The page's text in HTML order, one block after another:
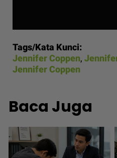
Tags/Kata Kunci:
Jennifer Coppen,
Jennifer Coppen
Baca Juga